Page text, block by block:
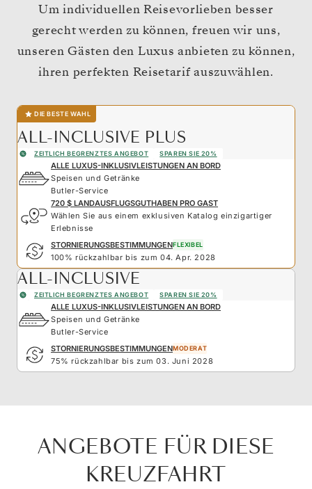
Um individuellen Reisevorlieben besser
gerecht werden zu können, freuen wir uns,
unseren Gästen den Luxus anbieten zu können,
ihren perfekten Reisetarif auszuwählen.
DIE BESTE WAHL
ALL-INCLUSIVE PLUS
ZEITLICH BEGRENZTES ANGEBOT SPAREN SIE 20%
ALLE LUXUS-INKLUSIVLEISTUNGEN AN BORD
Speisen und Getränke
Butler-Service
720 $ LANDAUSFLUGSGUTHABEN PRO GAST
Wählen Sie aus einem exklusiven Katalog einzigartiger
Erlebnisse
STORNIERUNGSBESTIMMUNGENFLEXIBEL
100% rückzahlbar bis zum 04. Apr. 2028
ALL-INCLUSIVE
ZEITLICH BEGRENZTES ANGEBOT SPAREN SIE 20%
ALLE LUXUS-INKLUSIVLEISTUNGEN AN BORD
Speisen und Getränke
Butler-Service
STORNIERUNGSBESTIMMUNGENMODERAT
75% rückzahlbar bis zum 03. Juni 2028
ANGEBOTE FÜR DIESE
KREUZFAHRT